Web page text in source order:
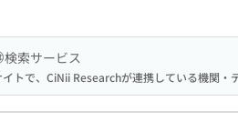
検索サービス
トで、CiNii Researchが連携している機関・